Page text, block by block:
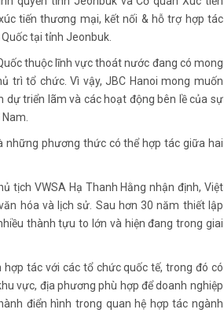
và làm việc tại văn phòng VWSA
quyền tỉnh Jeonbuk và Cơ quan Xúc tiến
tiến thương mại, kết nối & hỗ trợ hợp tác
tại tỉnh Jeonbuk.
thuộc lĩnh vực thoát nước đang có mong
trì tổ chức. Vì vậy, JBC Hanoi mong muốn
triển lãm và các hoạt động bên lề của sự
Nam.
những phương thức có thể hợp tác giữa hai
tịch VWSA Hạ Thanh Hằng nhận định, Việt
hóa và lịch sử. Sau hơn 30 năm thiết lập